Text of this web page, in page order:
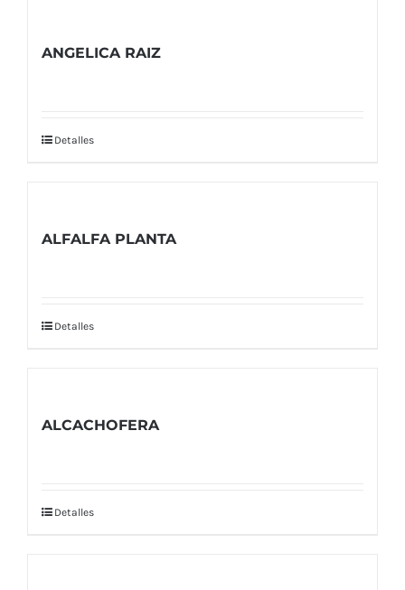
ANGELICA RAIZ
Detalles
ALFALFA PLANTA
Detalles
ALCACHOFERA
Detalles